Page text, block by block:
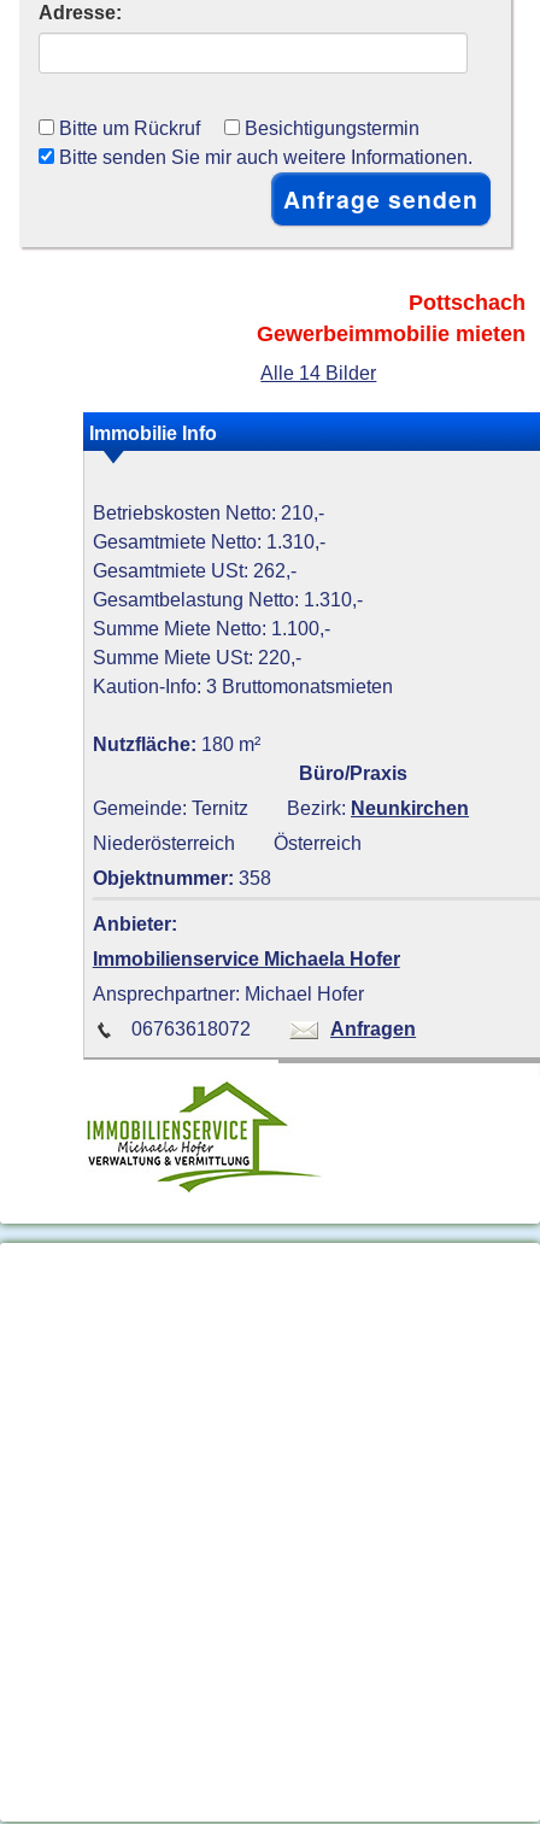
Adresse:
Bitte um Rückruf
Besichtigungstermin
Bitte senden Sie mir auch weitere Informationen.
Pottschach
Gewerbeimmobilie mieten
Alle 14 Bilder
Immobilie Info
Betriebskosten Netto: 210,-
Gesamtmiete Netto: 1.310,-
Gesamtmiete USt: 262,-
Gesamtbelastung Netto: 1.310,-
Summe Miete Netto: 1.100,-
Summe Miete USt: 220,-
Kaution-Info: 3 Bruttomonatsmieten
Nutzfläche: 180 m²
Büro/Praxis
Gemeinde: Ternitz
Bezirk: Neunkirchen
Niederösterreich
Österreich
Objektnummer: 358
Anbieter:
Immobilienservice Michaela Hofer
Ansprechpartner: Michael Hofer
06763618072
Anfragen